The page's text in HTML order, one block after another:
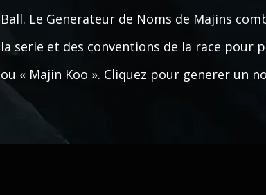
Ball. Le Generateur de Noms de Majins
la serie et des conventions de la race pour
ou « Majin Koo ». Cliquez pour generer un